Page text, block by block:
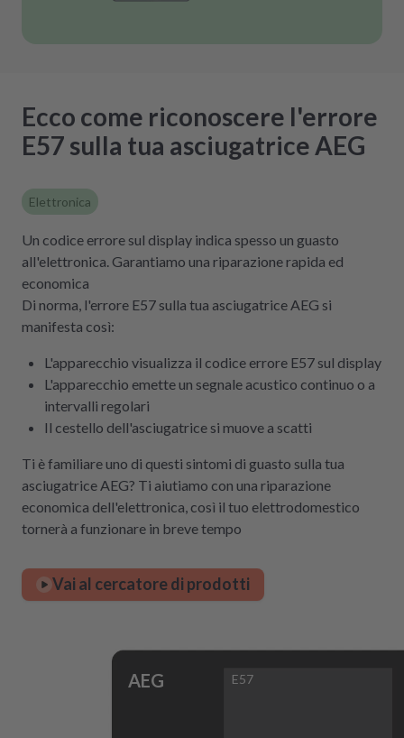
Ecco come riconoscere l'errore
E57 sulla tua asciugatrice AEG
Elettronica
Un codice errore sul display indica spesso un guasto
all'elettronica. Garantiamo una riparazione rapida ed
economica
Di norma, l'errore E57 sulla tua asciugatrice AEG si
manifesta così:
L'apparecchio visualizza il codice errore E57 sul display
L'apparecchio emette un segnale acustico continuo o a
intervalli regolari
Il cestello dell'asciugatrice si muove a scatti
Ti è familiare uno di questi sintomi di guasto sulla tua
asciugatrice AEG? Ti aiutiamo con una riparazione
economica dell'elettronica, così il tuo elettrodomestico
tornerà a funzionare in breve tempo
Vai al cercatore di prodotti
AEG E57